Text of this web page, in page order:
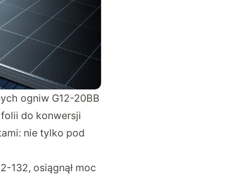
ogniw G12-20BB
do konwersji
nie tylko pod
132, osiągnął moc